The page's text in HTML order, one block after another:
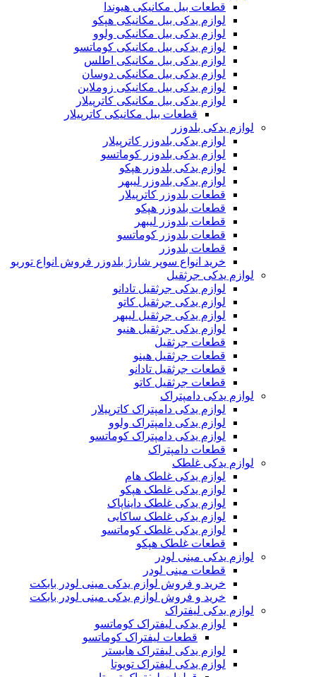
قطعات بیل مکانیکی هیوندا
لوازم یدکی بیل مکانیکی هپکو
لوازم یدکی بیل مکانیکی ولوو
لوازم یدکی بیل مکانیکی کوماتسو
لوازم یدکی بیل مکانیکی اطلس
لوازم یدکی بیل مکانیکی دوسان
لوازم یدکی بیل مکانیکی زوملاین
لوازم یدکی بیل مکانیکی کاترپیلار
قطعات بیل مکانیکی کاترپیلار
لوازم یدکی بلدوزر
لوازم یدکی بلدوزر کاترپیلار
لوازم یدکی بلدوزر کوماتسو
لوازم یدکی بلدوزر هپکو
لوازم یدکی بلدوزر لیبهر
قطعات بلدوزر کاترپیلار
قطعات بلدوزر هپکو
قطعات بلدوزر لیبهر
قطعات بلدوزر کوماتسو
قطعات بلدوزر
خرید انواع سوپر شارژ بلدوزر فروش انواع توربو
لوازم یدکی جرثقیل
لوازم یدکی جرثقیل تادانو
لوازم یدکی جرثقیل کاتو
لوازم یدکی جرثقیل لیبهر
لوازم یدکی جرثقیل هنیو
قطعات جرثقیل
قطعات جرثقیل هینو
قطعات جرثقیل تادانو
قطعات جرثقیل کاتو
لوازم یدکی دامپتراک
لوازم یدکی دامپتراک کاترپیلار
لوازم یدکی دامپتراک ولوو
لوازم یدکی دامپتراک کوماتسو
قطعات دامپتراک
لوازم یدکی غلطک
لوازم یدکی غلطک هام
لوازم یدکی غلطک هپکو
لوازم یدکی غلطک دایناپاک
لوازم یدکی غلطک ساکایی
لوازم یدکی غلطک کوماتسو
قطعات غلطک هپکو
لوازم یدکی مینی لودر
قطعات مینی لودر
خرید و فروش لوازم یدکی مینی لودر بابکت
خرید و فروش لوازم یدکی مینی لودر بابکت
لوازم یدکی لیفتراک
لوازم یدکی لیفتراک کوماتسو
قطعات لیفتراک کوماتسو
لوازم یدکی لیفتراک هایستر
لوازم یدکی لیفتراک تویوتا